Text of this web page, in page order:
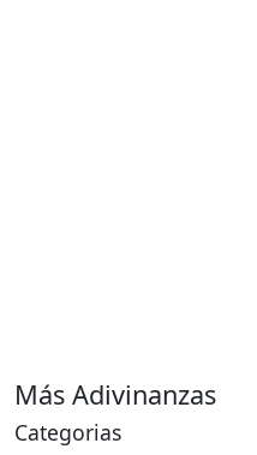
Más Adivinanzas
Categorias